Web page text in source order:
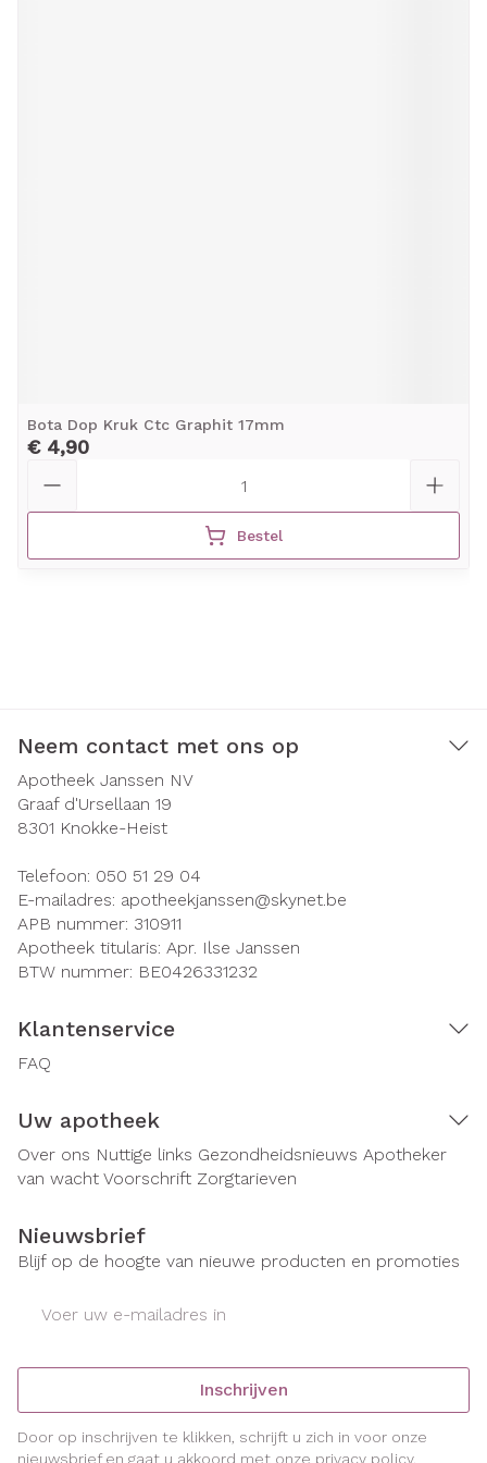
Bota Dop Kruk Ctc Graphit 17mm
€ 4,90
Bestel
Neem contact met ons op
Apotheek Janssen NV
Graaf d'Ursellaan 19
8301 Knokke-Heist
Telefoon: 050 51 29 04
E-mailadres: apotheekjanssen@skynet.be
APB nummer: 310911
Apotheek titularis: Apr. Ilse Janssen
BTW nummer: BE0426331232
Klantenservice
FAQ
Uw apotheek
Over ons Nuttige links Gezondheidsnieuws Apotheker
van wacht Voorschrift Zorgtarieven
Nieuwsbrief
Blijf op de hoogte van nieuwe producten en promoties
Inschrijven
Door op inschrijven te klikken, schrijft u zich in voor onze
nieuwsbrief en gaat u akkoord met onze privacy policy.